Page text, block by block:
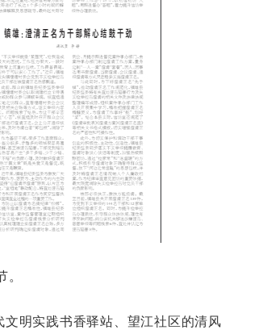
明实践书香驿站、望江社区的清风